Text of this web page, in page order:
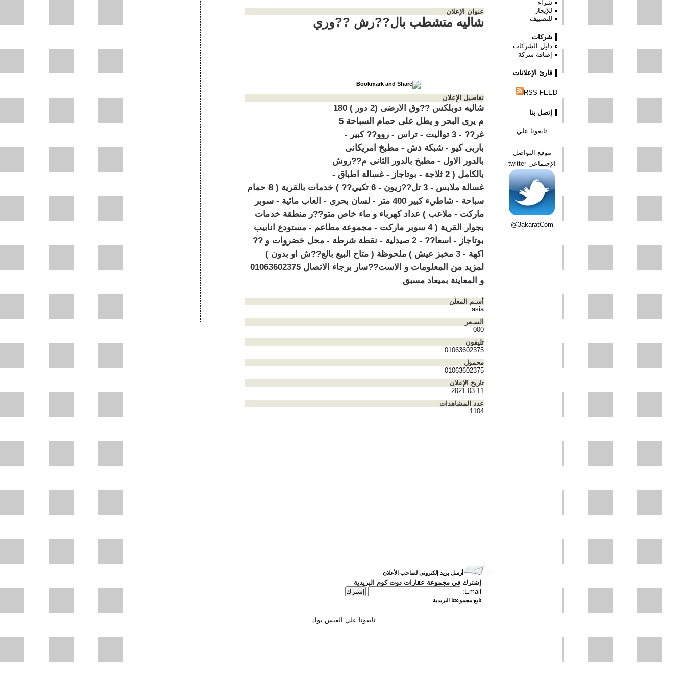
عنوان الإعلان
شاليه متشطب بال??رش ??وري
تفاصيل الإعلان
شاليه دوبلكس ??وق الارضى (2 دور ) 180
م يرى البحر و يطل على حمام السباحة 5
غر?? - 3 تواليت - تراس - روو?? كبير -
باربى كيو - شبكة دش - مطبخ امريكانى
بالدور الاول - مطبخ بالدور الثانى م??روش
بالكامل ( 2 ثلاجة - بوتاجاز - غسالة اطباق -
غسالة ملابس - 3 تل??زيون - 6 تكيي?? ) خدمات بالقرية ( 8 حمام
سباحة - شاطيء كبير 400 متر - لسان بحرى - العاب مائية - سوبر
ماركت - ملاعب ) عداد كهرباء و ماء خاص متو??ر منطقة خدمات
بجوار القرية ( 4 سوبر ماركت - مجموعة مطاعم - مستودع انابيب
بوتاجاز - اسعا?? - 2 صيدلية - نقطة شرطة - محل خضروات و ??
اكهة - 3 مخبز عيش ) ملحوظة ( متاح البيع بالع??ش او بدون )
لمزيد من المعلومات و الاست??سار برجاء الاتصال 01063602375
و المعاينة بميعاد مسبق
أسـم المعلن
asia
السـعر
000
تليفون
01063602375
محمول
01063602375
تاريخ الإعلان
2021-03-11
عدد المشاهدات
1104
أرسل بريد إلكترونى لصاحب الأعلان
إشترك في مجموعة عقارات دوت كوم البريدية
Email:
تابع مجموعتنا البريدية
تابعونا علي الفيس بوك
شراء
للإيجار
للتصييف
شركات
دليل الشركات
إضافة شركة
قارئ الإعلانات
RSS FEED
إتصل بنا
تابعونا علي
موقع التواصل
الإجتماعي twitter
@3akaratCom